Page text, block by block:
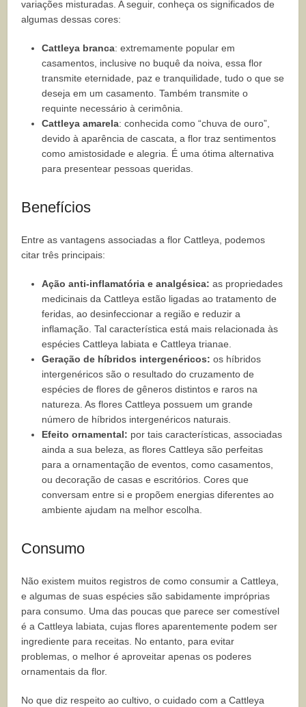
variações misturadas. A seguir, conheça os significados de
algumas dessas cores:
Cattleya branca: extremamente popular em
casamentos, inclusive no buquê da noiva, essa flor
transmite eternidade, paz e tranquilidade, tudo o que se
deseja em um casamento. Também transmite o
requinte necessário à cerimônia.
Cattleya amarela: conhecida como “chuva de ouro”,
devido à aparência de cascata, a flor traz sentimentos
como amistosidade e alegria. É uma ótima alternativa
para presentear pessoas queridas.
Benefícios
Entre as vantagens associadas a flor Cattleya, podemos
citar três principais:
Ação anti-inflamatória e analgésica: as propriedades
medicinais da Cattleya estão ligadas ao tratamento de
feridas, ao desinfeccionar a região e reduzir a
inflamação. Tal característica está mais relacionada às
espécies Cattleya labiata e Cattleya trianae.
Geração de híbridos intergenéricos: os híbridos
intergenéricos são o resultado do cruzamento de
espécies de flores de gêneros distintos e raros na
natureza. As flores Cattleya possuem um grande
número de híbridos intergenéricos naturais.
Efeito ornamental: por tais características, associadas
ainda a sua beleza, as flores Cattleya são perfeitas
para a ornamentação de eventos, como casamentos,
ou decoração de casas e escritórios. Cores que
conversam entre si e propõem energias diferentes ao
ambiente ajudam na melhor escolha.
Consumo
Não existem muitos registros de como consumir a Cattleya,
e algumas de suas espécies são sabidamente impróprias
para consumo. Uma das poucas que parece ser comestível
é a Cattleya labiata, cujas flores aparentemente podem ser
ingrediente para receitas. No entanto, para evitar
problemas, o melhor é aproveitar apenas os poderes
ornamentais da flor.
No que diz respeito ao cultivo, o cuidado com a Cattleya